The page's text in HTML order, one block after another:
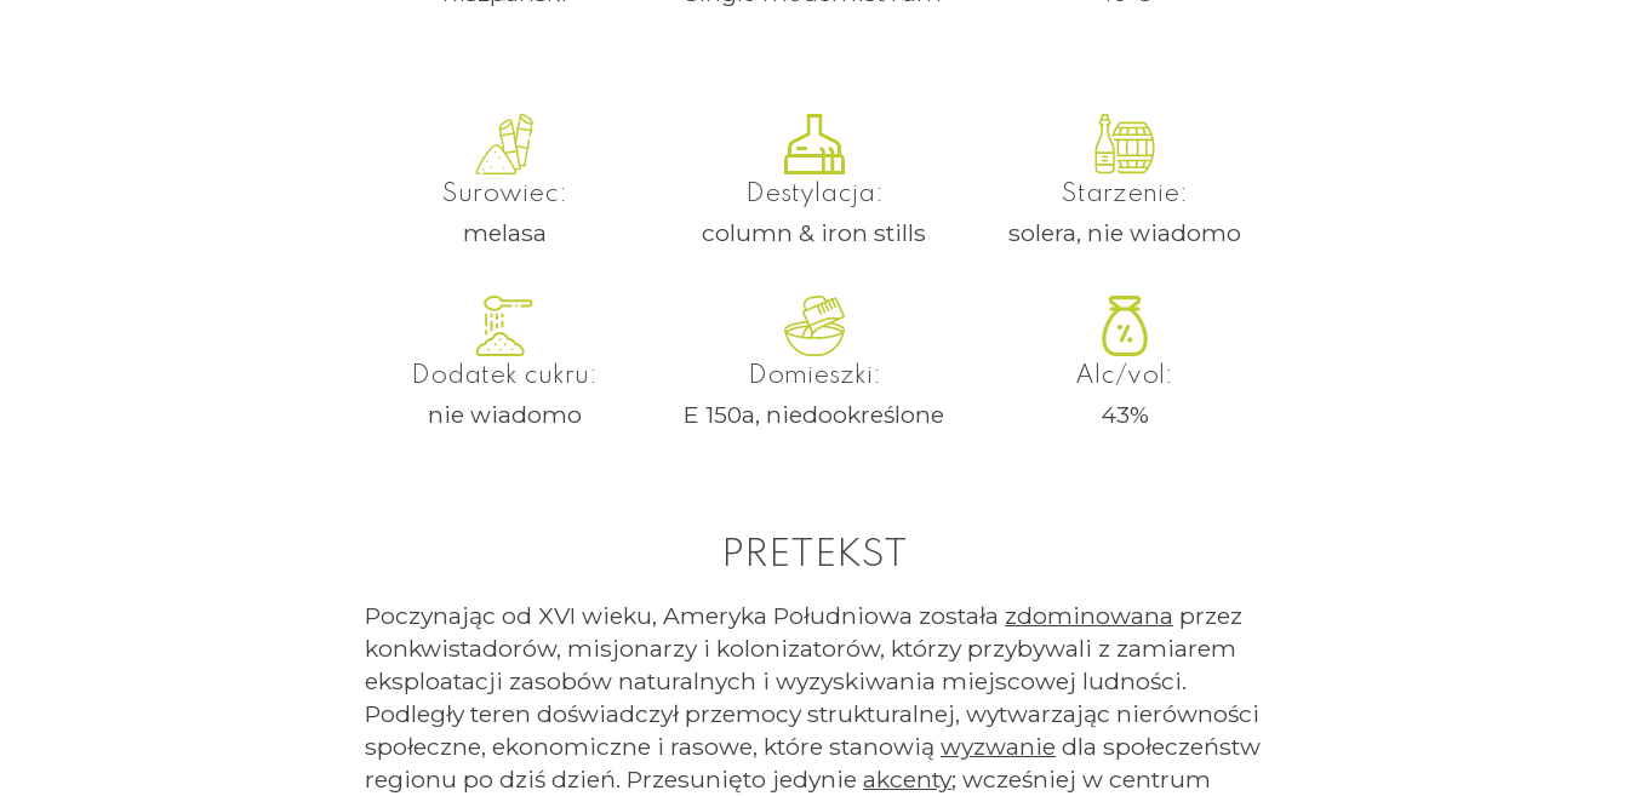
Surowiec:
melasa
Destylacja:
column & iron stills
Starzenie:
solera, nie wiadomo
Dodatek cukru:
nie wiadomo
Domieszki:
E 150a, niedookreślone
Alc/vol:
43%
PRETEKST
Poczynając od XVI wieku, Ameryka Południowa została zdominowana przez
konkwistadorów, misjonarzy i kolonizatorów, którzy przybywali z zamiarem
eksploatacji zasobów naturalnych i wyzyskiwania miejscowej ludności.
Podległy teren doświadczył przemocy strukturalnej, wytwarzając nierówności
społeczne, ekonomiczne i rasowe, które stanowiąwyzwanie dla społeczeństw
regionu po dziś dzień. Przesunięto jedynieakcenty; wcześniej w centrum